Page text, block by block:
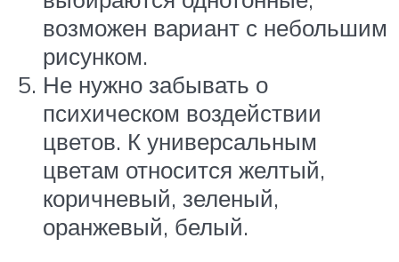
возможен вариант с небольшим
рисунком.
Не нужно забывать о
психическом воздействии
цветов. К универсальным
цветам относится желтый,
коричневый, зеленый,
оранжевый, белый.